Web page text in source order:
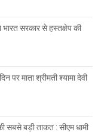
सरकार से हस्तक्षेप की
पर माता श्रीमती श्यामा देवी
सबसे बड़ी ताकत : सीएम धामी